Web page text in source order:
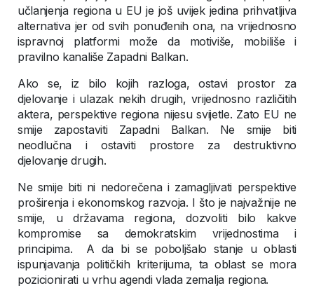
učlanjenja regiona u EU je još uvijek jedina prihvatljiva
alternativa jer od svih ponuđenih ona, na vrijednosno
ispravnoj platformi može da motiviše, mobiliše i
pravilno kanališe Zapadni Balkan.
Ako se, iz bilo kojih razloga, ostavi prostor za
djelovanje i ulazak nekih drugih, vrijednosno različitih
aktera, perspektive regiona nijesu svijetle. Zato EU ne
smije zapostaviti Zapadni Balkan. Ne smije biti
neodlučna i ostaviti prostore za destruktivno
djelovanje drugih.
Ne smije biti ni nedorečena i zamagljivati perspektive
proširenja i ekonomskog razvoja. I što je najvažnije ne
smije, u državama regiona, dozvoliti bilo kakve
kompromise sa demokratskim vrijednostima i
principima. A da bi se poboljšalo stanje u oblasti
ispunjavanja političkih kriterijuma, ta oblast se mora
pozicionirati u vrhu agendi vlada zemalja regiona.